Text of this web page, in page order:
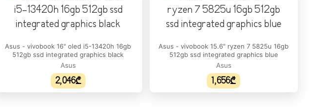
16 : 9
N/A
Asus - vivobook 16" oled i5-13420h 16gb
512gb ssd integrated graphics black
Asus
2,046₾
Asus - vivobook 15.6" ryzen 7 5825u 16gb
512gb ssd integrated graphics blue
Asus
1,656₾